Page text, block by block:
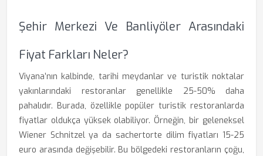
Şehir Merkezi Ve Banliyöler Arasındaki
Fiyat Farkları Neler?
Viyana’nın kalbinde, tarihi meydanlar ve turistik noktalar
yakınlarındaki restoranlar genellikle 25-50% daha
pahalıdır. Burada, özellikle popüler turistik restoranlarda
fiyatlar oldukça yüksek olabiliyor. Örneğin, bir geleneksel
Wiener Schnitzel ya da sachertorte dilim fiyatları 15-25
euro arasında değişebilir. Bu bölgedeki restoranların çoğu,